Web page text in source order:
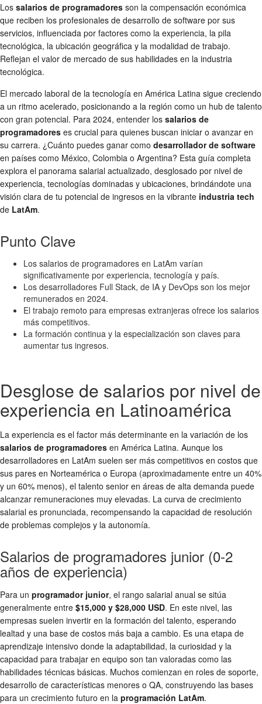
Los salarios de programadores son la compensación económica
que reciben los profesionales de desarrollo de software por sus
servicios, influenciada por factores como la experiencia, la pila
tecnológica, la ubicación geográfica y la modalidad de trabajo.
Reflejan el valor de mercado de sus habilidades en la industria
tecnológica.
El mercado laboral de la tecnología en América Latina sigue creciendo
a un ritmo acelerado, posicionando a la región como un hub de talento
con gran potencial. Para 2024, entender los salarios de
programadores es crucial para quienes buscan iniciar o avanzar en
su carrera. ¿Cuánto puedes ganar como desarrollador de software
en países como México, Colombia o Argentina? Esta guía completa
explora el panorama salarial actualizado, desglosado por nivel de
experiencia, tecnologías dominadas y ubicaciones, brindándote una
visión clara de tu potencial de ingresos en la vibrante industria tech
de LatAm.
Punto Clave
Los salarios de programadores en LatAm varían
significativamente por experiencia, tecnología y país.
Los desarrolladores Full Stack, de IA y DevOps son los mejor
remunerados en 2024.
El trabajo remoto para empresas extranjeras ofrece los salarios
más competitivos.
La formación continua y la especialización son claves para
aumentar tus ingresos.
Desglose de salarios por nivel de
experiencia en Latinoamérica
La experiencia es el factor más determinante en la variación de los
salarios de programadores en América Latina. Aunque los
desarrolladores en LatAm suelen ser más competitivos en costos que
sus pares en Norteamérica o Europa (aproximadamente entre un 40%
y un 60% menos), el talento senior en áreas de alta demanda puede
alcanzar remuneraciones muy elevadas. La curva de crecimiento
salarial es pronunciada, recompensando la capacidad de resolución
de problemas complejos y la autonomía.
Salarios de programadores junior (0-2
años de experiencia)
Para un programador junior, el rango salarial anual se sitúa
generalmente entre $15,000 y $28,000 USD. En este nivel, las
empresas suelen invertir en la formación del talento, esperando
lealtad y una base de costos más baja a cambio. Es una etapa de
aprendizaje intensivo donde la adaptabilidad, la curiosidad y la
capacidad para trabajar en equipo son tan valoradas como las
habilidades técnicas básicas. Muchos comienzan en roles de soporte,
desarrollo de características menores o QA, construyendo las bases
para un crecimiento futuro en la programación LatAm.